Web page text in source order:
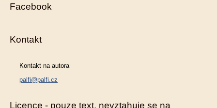
Facebook
Kontakt
Kontakt na autora
palfi@palfi.cz
Licence - pouze text, nevztahuje se na